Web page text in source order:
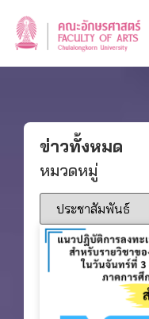
ข่าวทั้งหมด
หมวดหมู่